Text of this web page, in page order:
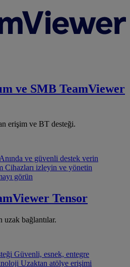
ve SMB TeamViewer
erişim ve BT desteği.
Anında ve güvenli destek verin
Cihazları izleyin ve yönetin
görün
Tensor
bağlantılar.
Güvenli, esnek, entegre
Uzaktan atölye erişimi